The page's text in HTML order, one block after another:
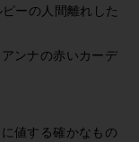
ーの人間離れした
ンナの赤いカーデ
値する確かなもの